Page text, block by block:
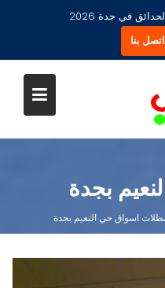
عصرية جديدة بجدة
اتصل بنا
بجدة
اسواق حي النعيم بجدة